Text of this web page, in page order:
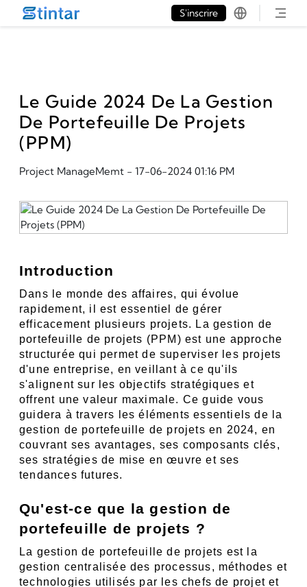
put google tag in file
S'inscrire
Le Guide 2024 De La Gestion
De Portefeuille De Projets
(PPM)
Project ManageMemt - 17-06-2024 01:16 PM
Introduction
Dans le monde des affaires, qui évolue
rapidement, il est essentiel de gérer
efficacement plusieurs projets. La gestion de
portefeuille de projets (PPM) est une approche
structurée qui permet de superviser les projets
d'une entreprise, en veillant à ce qu'ils
s'alignent sur les objectifs stratégiques et
offrent une valeur maximale. Ce guide vous
guidera à travers les éléments essentiels de la
gestion de portefeuille de projets en 2024, en
couvrant ses avantages, ses composants clés,
ses stratégies de mise en œuvre et ses
tendances futures.
Qu'est-ce que la gestion de
portefeuille de projets ?
La gestion de portefeuille de projets est la
gestion centralisée des processus, méthodes et
technologies utilisés par les chefs de projet et